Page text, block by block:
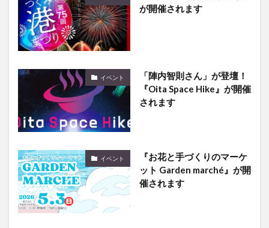
が開催されます
イベント
「陣内智則さん」が登壇！
『Oita Space Hike』が開催
されます
イベント
『お花と手づくりのマーケ
ット Garden marché』が開
催されます